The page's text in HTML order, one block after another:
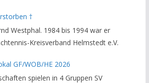
er als Staffelleiter. Zuletzt war er
im Kreisverband. Im
K. Bartels / Vorsitzender
†
Westphal. 1984 bis 1994 war er
Kreisverband Helmstedt e.V.
GF/WOB/HE 2026
spielen in 4 Gruppen SV